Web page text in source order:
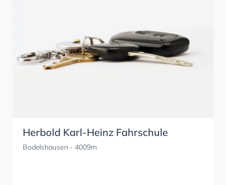
Herbold Karl-Heinz Fahrschule
Bodelshausen - 4009m